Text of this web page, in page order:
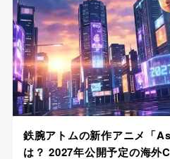
鉄腕アトムの新作アニメ「
は？ 2027年公開予定の海外